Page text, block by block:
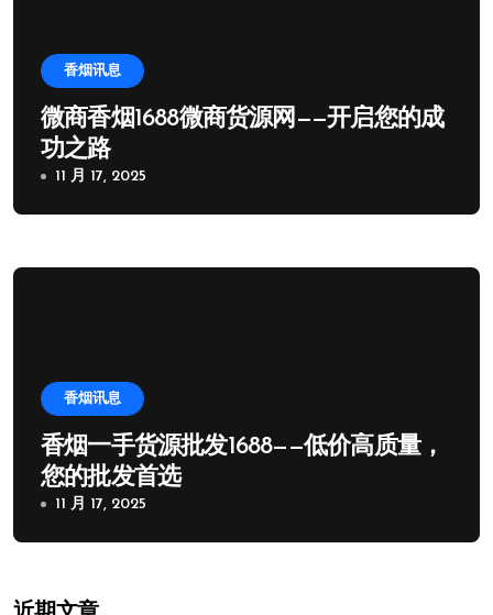
香烟讯息
微商香烟1688微商货源网——开启您的成
功之路
11 月 17, 2025
香烟讯息
香烟一手货源批发1688——低价高质量，
您的批发首选
11 月 17, 2025